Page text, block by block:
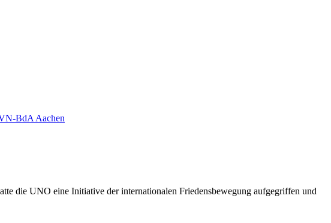
BdA Aachen
die UNO eine Initiative der internationalen Friedensbewegung aufgegriffen und